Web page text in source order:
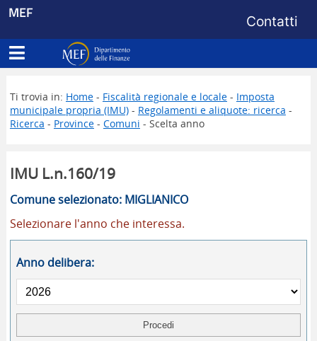
MEF Menu di
Contatti
Apri menu principale
Dipartimento delle Finanze
Ti trovia in: Home- Fiscalità regionale e locale- Imposta
municipale propria (IMU)- Regolamenti e aliquote: ricerca -
Ricerca - Province- Comuni - Scelta anno
IMU L.n.160/19
Comune selezionato: MIGLIANICO
Selezionare l'anno che interessa.
Anno delibera: